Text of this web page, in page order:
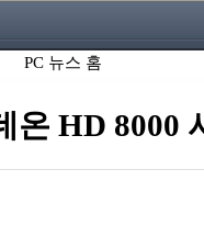
PC 뉴스 홈
온 HD 8000